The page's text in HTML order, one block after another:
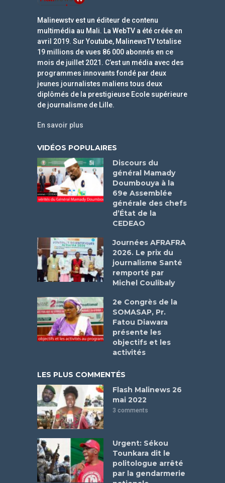
Malinewstv est un éditeur de contenu
multimédia au Mali. La WebTV a été créée en
avril 2019. Sur Youtube, MalinewsTV totalise
19 millions de vues 86 000 abonnés en ce
mois de juillet 2021. C’est un média avec des
programmes innovants fondé par deux
jeunes journalistes maliens tous deux
diplômés de la prestigieuse Ecole supérieure
de journalisme de Lille.
En savoir plus
VIDÉOS POPULAIRES
Discours du
général Mamady
Doumbouya à la
69e Assemblée
générale des chefs
d’État de la
CEDEAO
Journées AFRAFRA
2026. Le prix du
journalisme Santé
remporté par
Michel Coulibaly
2e Congrès de la
SOMASAP, Pr.
Fatou Diawara
présente les
objectifs et les
activités
LES PLUS COMMENTÉS
Flash Malinews 26
mai 2022
3 comments
Urgent: Sékou
Tounkara dit le
politologue arrêté
par la gendarmerie